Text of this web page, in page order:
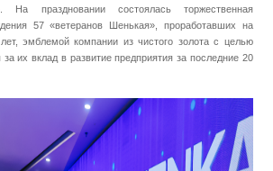
На праздновании состоялась торжественная
57 «ветеранов Шенькая», проработавших на
эмблемой компании из чистого золота с целью
за их вклад в развитие предприятия за последние 20